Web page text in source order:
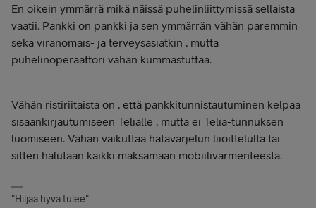
En oikein ymmärrä mikä näissä puhelinliittymissä sellaista
vaatii. Pankki on pankki ja sen ymmärrän vähän paremmin
sekä viranomais- ja terveysasiatkin , mutta
puhelinoperaattori vähän kummastuttaa.
Vähän ristiriitaista on , että pankkitunnistautuminen kelpaa
sisäänkirjautumiseen Telialle , mutta ei Telia-tunnuksen
luomiseen. Vähän vaikuttaa hätävarjelun liioittelulta tai
sitten halutaan kaikki maksamaan mobiilivarmenteesta.
"Hiljaa hyvä tulee".